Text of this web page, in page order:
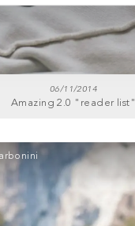
06/11/2014
Amazing 2.0 "reader list"